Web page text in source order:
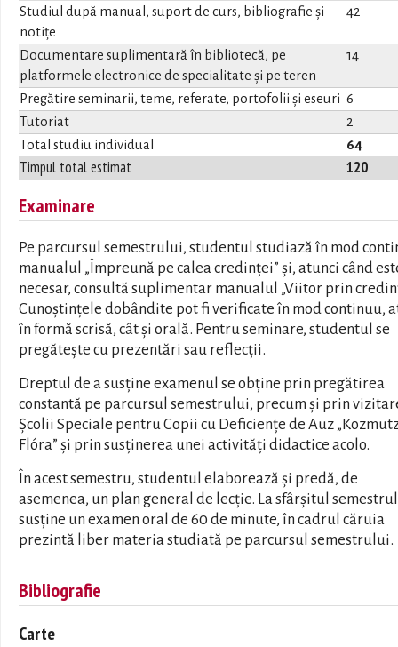
Timpul total estimat 120
Studiul după manual, suport de curs, bibliografie și
notițe
42
Documentare suplimentară în bibliotecă, pe
platformele electronice de specialitate și pe teren
14
Pregătire seminarii, teme, referate, portofolii și eseuri 6
Tutoriat
2
Total studiu individual
64
Examinare
Pe parcursul semestrului, studentul studiază în mod
manualul „Împreună pe calea credinței” și, atunci când
necesar, consultă suplimentar manualul „Viitor prin
Cunoștințele dobândite pot fi verificate în mod continuu,
în formă scrisă, cât și orală. Pentru seminare, studentul se
pregătește cu prezentări sau reflecții.
Dreptul de a susține examenul se obține prin pregătirea
constantă pe parcursul semestrului, precum și prin
Școlii Speciale pentru Copii cu Deficiențe de Auz
Flóra” și prin susținerea unei activități didactice acolo.
În acest semestru, studentul elaborează și predă, de
asemenea, un plan general de lecție. La sfârșitul
susține un examen oral de 60 de minute, în cadrul căruia
prezintă liber materia studiată pe parcursul semestrului.
Bibliografie
Carte